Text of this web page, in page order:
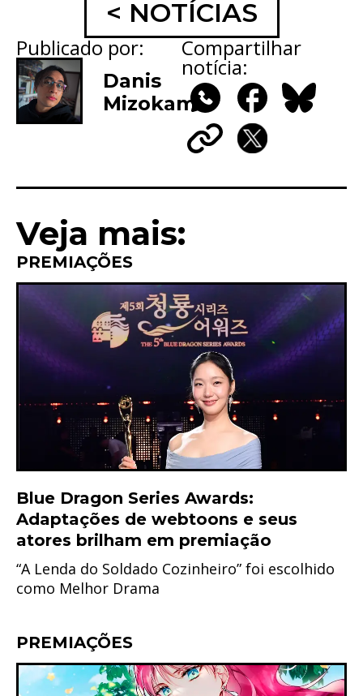
< NOTÍCIAS
Publicado por:
Danis
Mizokami
Compartilhar
notícia:
WhatsAppFacebook
Veja mais:
PREMIAÇÕES
Blue Dragon Series Awards:
Adaptações de webtoons e seus
atores brilham em premiação
“A Lenda do Soldado Cozinheiro” foi escolhido
como Melhor Drama
PREMIAÇÕES